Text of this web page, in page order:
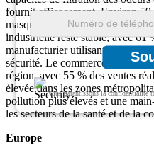
Nous garantissons la confidentialité
fournit efficacement. Environ 59
masques au charbon actif dans
industrielle reste stable, avec 61
manufacturier utilisant de tels
sécurité. Le commerce
région, avec 55 % des ventes
élevée dans les zones
pollution plus élevés et une
les secteurs de la santé et de la
Europe